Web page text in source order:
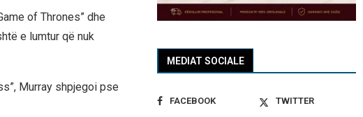
of Thrones” dhe
e lumtur që nuk
Murray shpjegoi pse
MEDIAT SOCIALE
FACEBOOK
TWITTER